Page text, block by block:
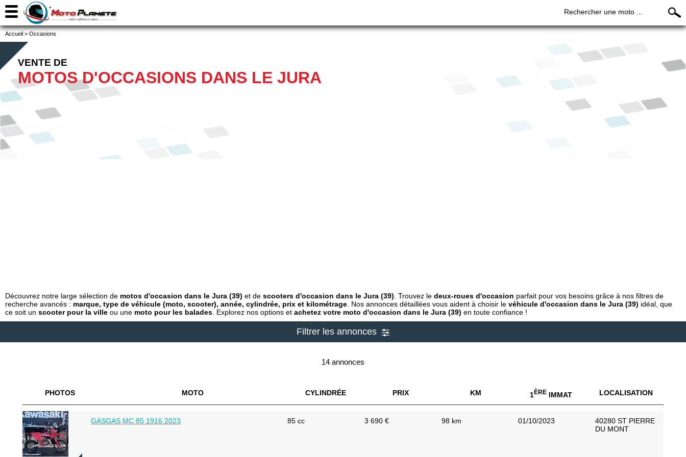
Rechercher une moto ...
Accueil > Occasions
VENTE DE
MOTOS D'OCCASIONS DANS LE JURA
Découvrez notre large sélection de motos d'occasion dans le Jura (39) et de scooters d'occasion dans le Jura (39) . Trouvez le deux-roues d'occasion parfait pour vos besoins grâce à nos filtres de
recherche avancés : marque, type de véhicule (moto, scooter), année, cylindrée, prix et kilométrage . Nos annonces détaillées vous aident à choisir le véhicule d'occasion dans le Jura (39) idéal, que
ce soit un scooter pour la ville ou une moto pour les balades . Explorez nos options et achetez votre moto d'occasion dans le Jura (39) en toute confiance !
Filtrer les annonces
14 annonces
PHOTOS MOTO CYLINDRÉE PRIX KM 1ÈREIMMAT LOCALISATION
GASGAS MC 85 1916 2023 85 cc 3 690 € 98 km 01/10/2023
40280 ST PIERRE
DU MONT